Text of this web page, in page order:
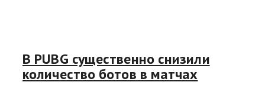
В PUBG существенно снизили
количество ботов в матчах